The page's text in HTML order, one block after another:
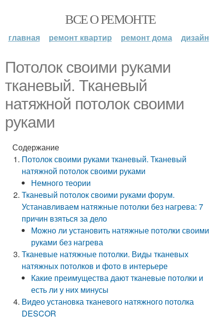
ВСЕ О РЕМОНТЕ
главная ремонт квартир ремонт дома дизайн
Потолок своими руками
тканевый. Тканевый
натяжной потолок своими
руками
Содержание
Потолок своими руками тканевый. Тканевый
натяжной потолок своими руками
Немного теории
Тканевый потолок своими руками форум.
Устанавливаем натяжные потолки без нагрева: 7
причин взяться за дело
Можно ли установить натяжные потолки своими
руками без нагрева
Тканевые натяжные потолки. Виды тканевых
натяжных потолков и фото в интерьере
Какие преимущества дают тканевые потолки и
есть ли у них минусы
Видео установка тканевого натяжного потолка
DESCOR